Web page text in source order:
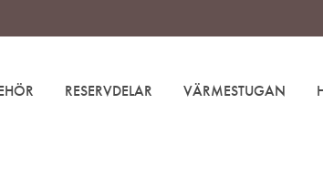
RESERVDELAR VÄRMESTUGAN